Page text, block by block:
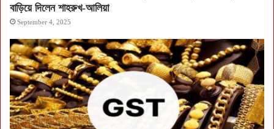
বাড়িয়ে দিলেন শাহরুখ-আলিয়া
September 4, 2025